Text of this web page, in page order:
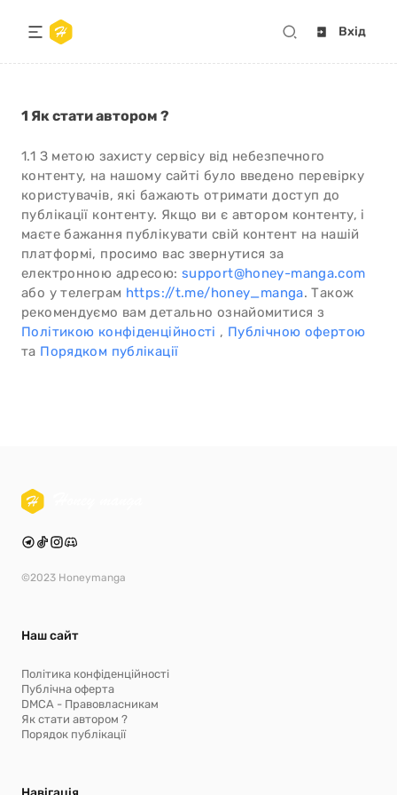
Вхід
1 Як стати автором ?
1.1 З метою захисту сервісу від небезпечного
контенту, на нашому сайті було введено перевірку
користувачів, які бажають отримати доступ до
публікації контенту. Якщо ви є автором контенту, і
маєте бажання публікувати свій контент на нашій
платформі, просимо вас звернутися за
електронною адресою: support@honey-manga.com
або у телеграм https://t.me/honey_manga. Також
рекомендуємо вам детально ознайомитися з
Політикою конфіденційності , Публічною офертою
та Порядком публікації
©2023 Honeymanga
Наш сайт
Політика конфіденційності
Публічна оферта
DMCA - Правовласникам
Як стати автором ?
Порядок публікації